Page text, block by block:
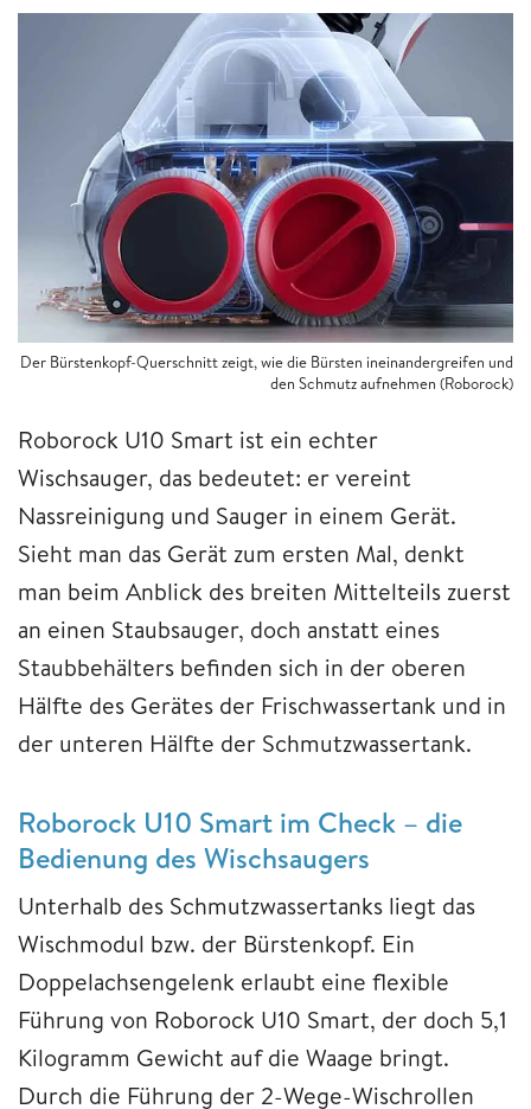
Der Bürstenkopf-Querschnitt zeigt, wie die Bürsten ineinandergreifen und
den Schmutz aufnehmen (Roborock)
Roborock U10 Smart ist ein echter
Wischsauger, das bedeutet: er vereint
Nassreinigung und Sauger in einem Gerät.
Sieht man das Gerät zum ersten Mal, denkt
man beim Anblick des breiten Mittelteils zuerst
an einen Staubsauger, doch anstatt eines
Staubbehälters befinden sich in der oberen
Hälfte des Gerätes der Frischwassertank und in
der unteren Hälfte der Schmutzwassertank.
Roborock U10 Smart im Check – die
Bedienung des Wischsaugers
Unterhalb des Schmutzwassertanks liegt das
Wischmodul bzw. der Bürstenkopf. Ein
Doppelachsengelenk erlaubt eine flexible
Führung von Roborock U10 Smart, der doch 5,1
Kilogramm Gewicht auf die Waage bringt.
Durch die Führung der 2-Wege-Wischrollen